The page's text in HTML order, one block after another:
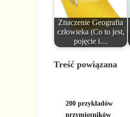
Znaczenie Geografia
człowieka (Co to jest,
pojęcie i…
Treść powiązana
200 przykładów
przymiotników